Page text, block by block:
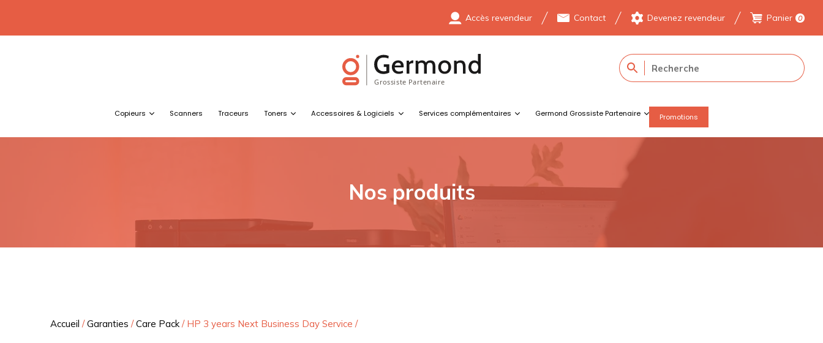
Accès revendeur Contact Devenez revendeur Panier 0
Copieurs Scanners Traceurs Toners Accessoires & Logiciels Services complémentaires Germond Grossiste Partenaire Promotions
Nos produits
Accueil /Garanties /Care Pack/ HP 3 years Next Business Day Service /